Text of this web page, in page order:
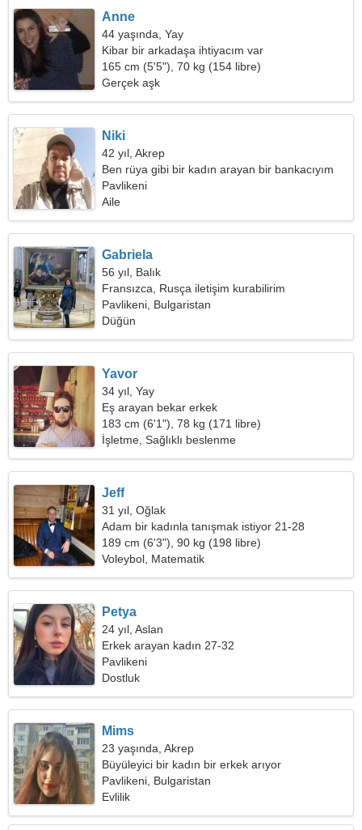
Anne
44 yaşında, Yay
Kibar bir arkadaşa ihtiyacım var
165 cm (5'5"), 70 kg (154 libre)
Gerçek aşk
Niki
42 yıl, Akrep
Ben rüya gibi bir kadın arayan bir bankacıyım
Pavlikeni
Aile
Gabriela
56 yıl, Balık
Fransızca, Rusça iletişim kurabilirim
Pavlikeni, Bulgaristan
Düğün
Yavor
34 yıl, Yay
Eş arayan bekar erkek
183 cm (6'1"), 78 kg (171 libre)
İşletme, Sağlıklı beslenme
Jeff
31 yıl, Oğlak
Adam bir kadınla tanışmak istiyor 21-28
189 cm (6'3"), 90 kg (198 libre)
Voleybol, Matematik
Petya
24 yıl, Aslan
Erkek arayan kadın 27-32
Pavlikeni
Dostluk
Mims
23 yaşında, Akrep
Büyüleyici bir kadın bir erkek arıyor
Pavlikeni, Bulgaristan
Evlilik